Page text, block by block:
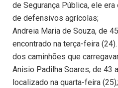
de Segurança Pública, ele
de defensivos agrícolas;
Andreia Maria de Souza, de
encontrado na terça-feira
dos caminhões que
Anisio Padilha Soares, de 43
localizado na quarta-feira (25);